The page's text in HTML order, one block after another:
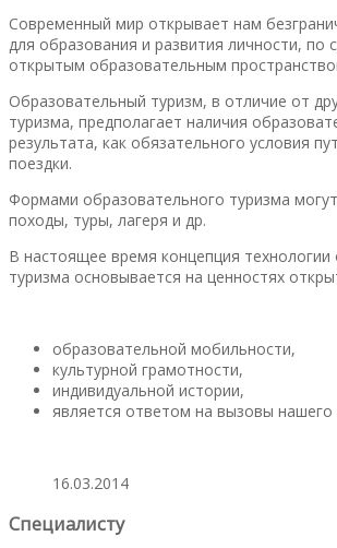
Современный мир открывает нам
для образования и развития личности, по
открытым образовательным
Образовательный туризм, в отличие от
туризма, предполагает наличия
результата, как обязательного условия
поездки.
Формами образовательного туризма
походы, туры, лагеря и др.
В настоящее время концепция технологии
туризма основывается на ценностях
образовательной мобильности,
культурной грамотности,
индивидуальной истории,
является ответом на вызовы нашего
16.03.2014
Специалисту